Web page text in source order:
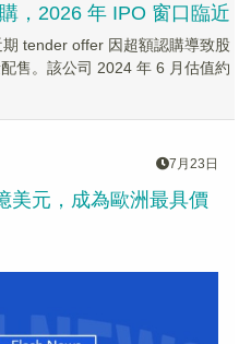
，2026 年 IPO 窗口臨近
tender offer 因超額認購導致股
售。該公司 2024 年 6 月估值約
7月23日
美元，成為歐洲最具價